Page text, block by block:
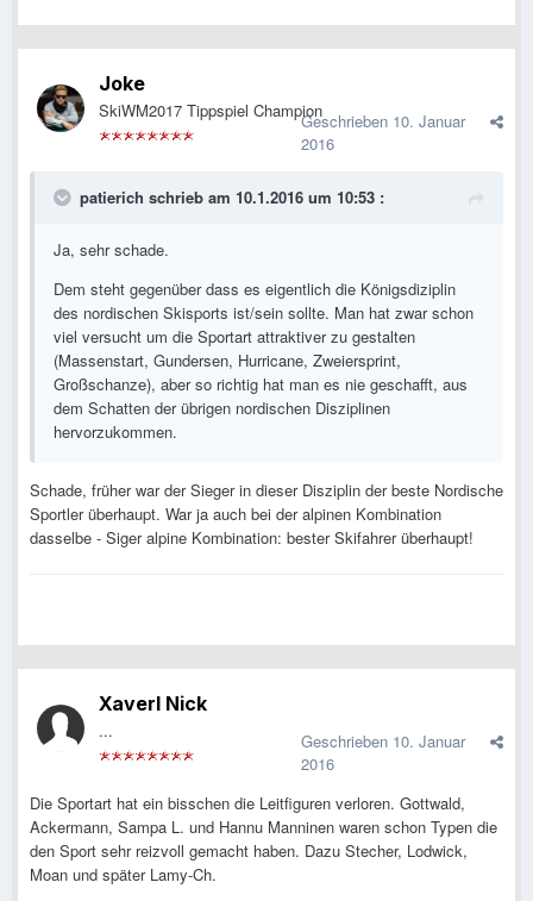
Joke
SkiWM2017 Tippspiel ChampionGeschrieben 10. Januar
2016
patierich schrieb am 10.1.2016 um 10:53 :
Ja, sehr schade.
Dem steht gegenüber dass es eigentlich die Königsdiziplin
des nordischen Skisports ist/sein sollte. Man hat zwar schon
viel versucht um die Sportart attraktiver zu gestalten
(Massenstart, Gundersen, Hurricane, Zweiersprint,
Großschanze), aber so richtig hat man es nie geschafft, aus
dem Schatten der übrigen nordischen Disziplinen
hervorzukommen.
Schade, früher war der Sieger in dieser Disziplin der beste Nordische
Sportler überhaupt. War ja auch bei der alpinen Kombination
dasselbe - Siger alpine Kombination: bester Skifahrer überhaupt!
Xaverl Nick
... Geschrieben 10. Januar
2016
Die Sportart hat ein bisschen die Leitfiguren verloren. Gottwald,
Ackermann, Sampa L. und Hannu Manninen waren schon Typen die
den Sport sehr reizvoll gemacht haben. Dazu Stecher, Lodwick,
Moan und später Lamy-Ch.